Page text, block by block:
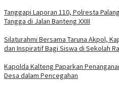
Tanggapi Laporan 110, Polresta
Tangga di Jalan Banteng XXIII
Silaturahmi Bersama Taruna Akpol,
dan Inspiratif Bagi Siswa di Sekolah
Kapolda Kalteng Paparkan
Desa dalam Pencegahan